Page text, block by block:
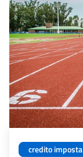
credito imposta